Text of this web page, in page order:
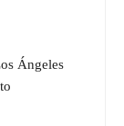
Ángeles